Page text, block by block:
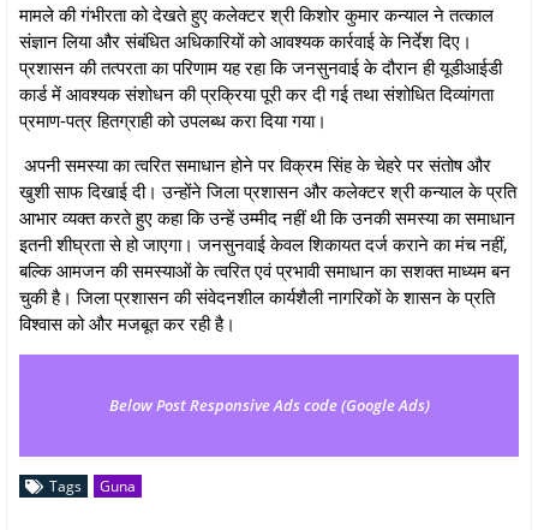
मामले की गंभीरता को देखते हुए कलेक्टर श्री किशोर कुमार कन्‍याल ने तत्काल
संज्ञान लिया और संबंधित अधिकारियों को आवश्यक कार्रवाई के निर्देश दिए।
प्रशासन की तत्परता का परिणाम यह रहा कि जनसुनवाई के दौरान ही यूडीआईडी
कार्ड में आवश्यक संशोधन की प्रक्रिया पूरी कर दी गई तथा संशोधित दिव्यांगता
प्रमाण-पत्र हितग्राही को उपलब्ध करा दिया गया।
अपनी समस्या का त्वरित समाधान होने पर विक्रम सिंह के चेहरे पर संतोष और
खुशी साफ दिखाई दी। उन्होंने जिला प्रशासन और कलेक्टर श्री कन्याल के प्रति
आभार व्यक्त करते हुए कहा कि उन्हें उम्मीद नहीं थी कि उनकी समस्या का समाधान
इतनी शीघ्रता से हो जाएगा। जनसुनवाई केवल शिकायत दर्ज कराने का मंच नहीं,
बल्कि आमजन की समस्याओं के त्वरित एवं प्रभावी समाधान का सशक्त माध्यम बन
चुकी है। जिला प्रशासन की संवेदनशील कार्यशैली नागरिकों के शासन के प्रति
विश्वास को और मजबूत कर रही है।
Below Post Responsive Ads code (Google Ads)
Tags Guna